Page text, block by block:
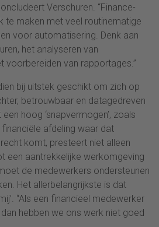
Verschuren. “Finance-
te maken met veel routinematige
voor automatisering. Denk aan
het analyseren van
voorbereiden van rapportages.”
bij uitstek geschikt om zich op
betrouwbaar en datagedreven
hoog ‘snapvermogen’, zoals
afdeling waar dat
recht komt, presteert niet alleen
een aantrekkelijke werkomgeving
de medewerkers ondersteunen
Het allerbelangrijkste is dat
“Als een financieel medewerker
dan hebben we ons werk niet goed